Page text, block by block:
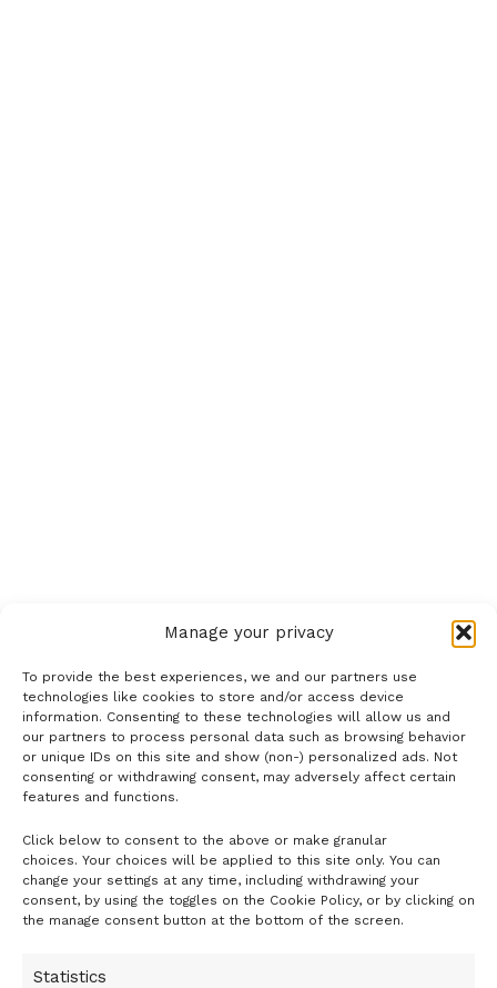
Manage your privacy
To provide the best experiences, we and our partners use
technologies like cookies to store and/or access device
information. Consenting to these technologies will allow us and
our partners to process personal data such as browsing behavior
or unique IDs on this site and show (non-) personalized ads. Not
consenting or withdrawing consent, may adversely affect certain
features and functions.
Click below to consent to the above or make granular
choices. Your choices will be applied to this site only. You can
change your settings at any time, including withdrawing your
consent, by using the toggles on the Cookie Policy, or by clicking on
the manage consent button at the bottom of the screen.
Statistics
- H I R D E T É S -